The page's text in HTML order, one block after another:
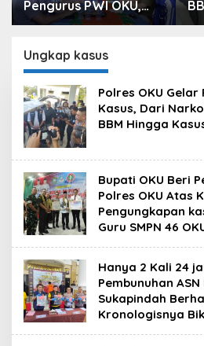
PWI OKU,
OKU
dan Polri
BBM oleh
Kapolres
Ungkap kasus
Polres OKU Gelar
Kasus, Dari
BBM Hingga
Bupati OKU Beri
Polres OKU Atas
Pengungkapan
Guru SMPN 46
Hanya 2 Kali 24
Pembunuhan ASN
Sukapindah
Kronologisnya